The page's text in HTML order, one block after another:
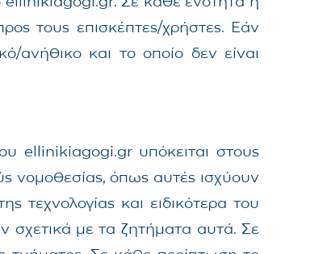
τους επισκέπτες/χρήστες. Εάν
ανήθικο και το οποίο δεν είναι
ellinikiagogi.gr υπόκειται στους
νομοθεσίας, όπως αυτές ισχύουν
και ειδικότερα του
σχετικά με τα ζητήματα αυτά. Σε